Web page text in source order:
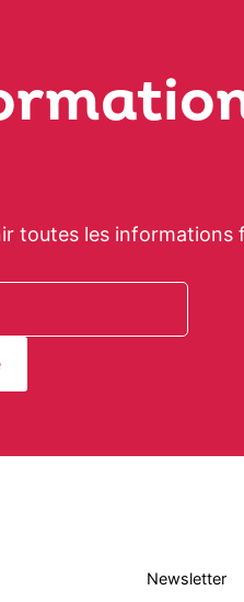
toutes les informations
Newsletter